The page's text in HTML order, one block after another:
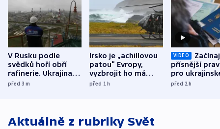
V Rusku podle
svědků hoří obří
rafinerie. Ukrajina
hlásí oběti
před 3m
Irsko je „achillovou
patou“ Evropy,
vyzbrojit ho má
Francie
před 1h
VIDEO
přísnější
pro
uprchlíky
před 2h
Aktuálně z rubriky Svět